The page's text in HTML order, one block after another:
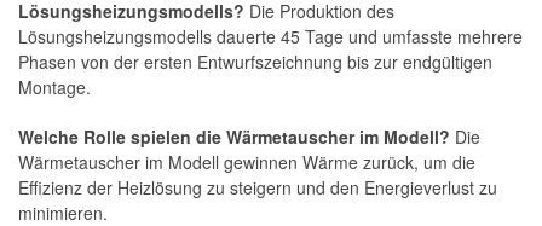
Lösungsheizungsmodells? Die Produktion des
Lösungsheizungsmodells dauerte 45 Tage und umfasste mehrere
Phasen von der ersten Entwurfszeichnung bis zur endgültigen
Montage.
Welche Rolle spielen die Wärmetauscher im Modell? Die
Wärmetauscher im Modell gewinnen Wärme zurück, um die
Effizienz der Heizlösung zu steigern und den Energieverlust zu
minimieren.